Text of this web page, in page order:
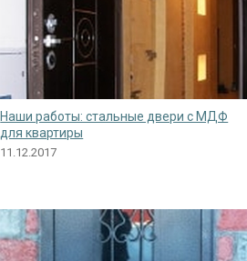
Наши работы: стальные двери с МДФ
для квартиры
11.12.2017